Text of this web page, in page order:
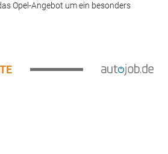
Opel-Angebot um ein besonders